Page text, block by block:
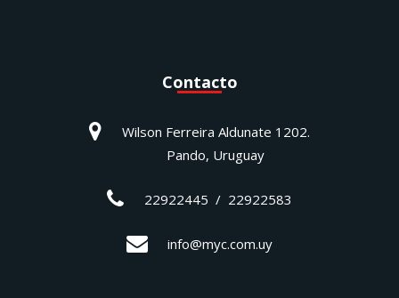
Contacto
Wilson Ferreira Aldunate 1202.
Pando, Uruguay
22922445 / 22922583
info@myc.com.uy